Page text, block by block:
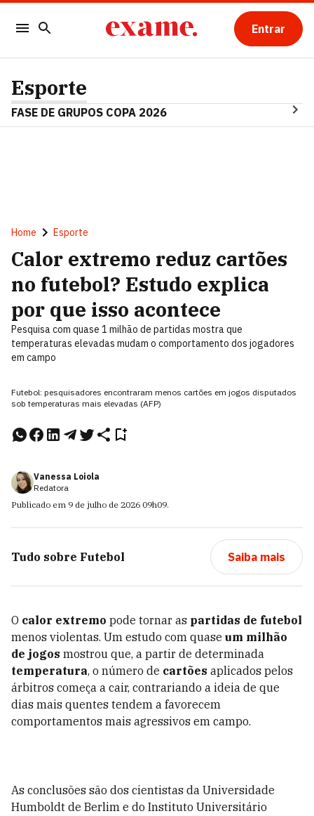
Entrar
Esporte
FASE DE GRUPOS COPA 2026
Home Esporte
Calor extremo reduz cartões
no futebol? Estudo explica
por que isso acontece
Pesquisa com quase 1 milhão de partidas mostra que
temperaturas elevadas mudam o comportamento dos jogadores
em campo
Futebol: pesquisadores encontraram menos cartões em jogos disputados
sob temperaturas mais elevadas (AFP)
Vanessa Loiola
Redatora
Publicado em 9 de julho de 2026 09h09.
Tudo sobre Futebol Saiba mais
O calor extremo pode tornar as partidas de futebol
menos violentas. Um estudo com quase um milhão
de jogos mostrou que, a partir de determinada
temperatura, o número de cartões aplicados pelos
árbitros começa a cair, contrariando a ideia de que
dias mais quentes tendem a favorecem
comportamentos mais agressivos em campo.
As conclusões são dos cientistas da Universidade
Humboldt de Berlim e do Instituto Universitário